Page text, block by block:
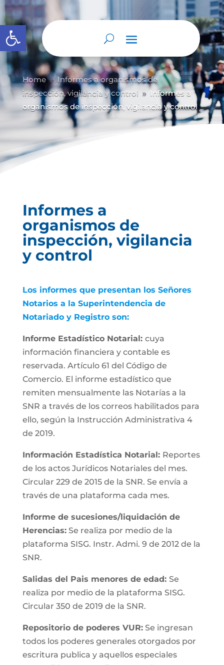
Abrir barra de herramientas
Home 9 Informes a organismos de
inspección, vigilancia y control 9
Informes a
organismos de inspección, vigilancia y control
Informes a
organismos de
inspección, vigilancia
y control
Los informes que presentan los Señores
Notarios a la Superintendencia de
Notariado y Registro son:
Informe Estadístico Notarial: cuya
información financiera y contable es
reservada. Artículo 61 del Código de
Comercio. El informe estadístico que
remiten mensualmente las Notarías a la
SNR a través de los correos habilitados para
ello, según la Instrucción Administrativa 4
de 2019.
Información Estadística Notarial: Reportes
de los actos Jurídicos Notariales del mes.
Circular 229 de 2015 de la SNR. Se envía a
través de una plataforma cada mes.
Informe de sucesiones/liquidación de
Herencias:Se realiza por medio de la
plataforma SISG. Instr. Admi. 9 de 2012 de la
SNR.
Salidas del Pais menores de edad: Se
realiza por medio de la plataforma SISG.
Circular 350 de 2019 de la SNR.
Repositorio de poderes VUR:Se ingresan
todos los poderes generales otorgados por
escritura publica y aquellos especiales